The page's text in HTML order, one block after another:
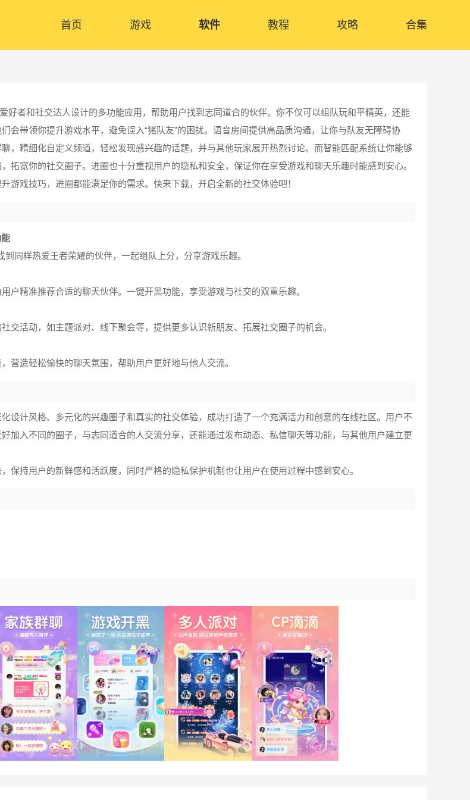
首页 游戏 软件 教程 攻略 合集
好者和社交达人设计的多功能应用，帮助用户找到志同道合的伙伴。你不仅可以组队玩和平精英，还能
会带领你提升游戏水平，避免误入“猪队友”的困扰。语音房间提供高品质沟通，让你与队友无障碍协
，精细化自定义频道，轻松发现感兴趣的话题，并与其他玩家展开热烈讨论。而智能匹配系统让你能够
拓宽你的社交圈子。进圈也十分重视用户的隐私和安全，保证你在享受游戏和聊天乐趣时能感到安心。
游戏技巧，进圈都能满足你的需求。快来下载，开启全新的社交体验吧！
同样热爱王者荣耀的伙伴，一起组队上分，分享游戏乐趣。
户精准推荐合适的聊天伙伴。一键开黑功能，享受游戏与社交的双重乐趣。
交活动，如主题派对、线下聚会等，提供更多认识新朋友、拓展社交圈子的机会。
营造轻松愉快的聊天氛围，帮助用户更好地与他人交流。
设计风格、多元化的兴趣圈子和真实的社交体验，成功打造了一个充满活力和创意的在线社区。用户不
加入不同的圈子，与志同道合的人交流分享，还能通过发布动态、私信聊天等功能，与其他用户建立更
保持用户的新鲜感和活跃度，同时严格的隐私保护机制也让用户在使用过程中感到安心。